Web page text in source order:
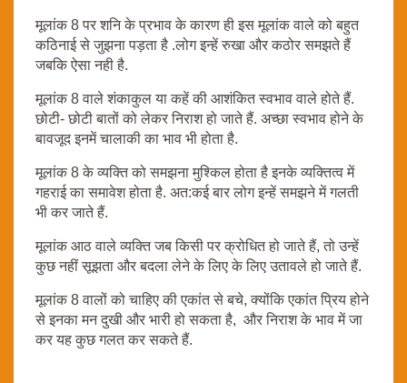
मूलांक 8 पर शनि के प्रभाव के कारण ही इस मूलांक वाले को बहुत
कठिनाई से जुझना पड़ता है .लोग इन्हें रुखा और कठोर समझते हैं
जबकि ऐसा नही है.
मूलांक 8 वाले शंकाकुल या कहें की आशंकित स्वभाव वाले होते हैं.
छोटी- छोटी बातों को लेकर निराश हो जाते हैं. अच्छा स्वभाव होने के
बावजूद इनमें चालाकी का भाव भी होता है.
मूलांक 8 के व्यक्ति को समझना मुश्किल होता है इनके व्यक्तित्व में
गहराई का समावेश होता है. अत:कई बार लोग इन्हें समझने में गलती
भी कर जाते हैं.
मूलांक आठ वाले व्यक्ति जब किसी पर क्रोधित हो जाते हैं, तो उन्हें
कुछ नहीं सूझता और बदला लेने के लिए के लिए उतावले हो जाते हैं.
मूलांक 8 वालों को चाहिए की एकांत से बचे, क्योंकि एकांत प्रिय होने
से इनका मन दुखी और भारी हो सकता है, और निराश के भाव में जा
कर यह कुछ गलत कर सकते हैं.